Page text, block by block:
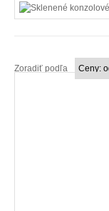
Zoradiť podľa